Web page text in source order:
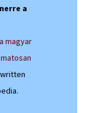
a
magyar
written